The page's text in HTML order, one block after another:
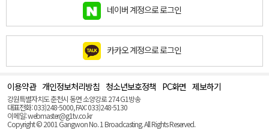
네이버 계정으로 로그인
카카오 계정으로 로그인
이용약관 개인정보처리방침 청소년보호정책 PC화면 제보하기
강원특별자치도 춘천시 동면 소양강로 274 G1방송
대표전화: 033)248-5000, FAX: 033)248-5130
이메일: webmaster@g1tv.co.kr
Copyright © 2001 Gangwon No. 1 Broadcasting. All Rights Reserved.